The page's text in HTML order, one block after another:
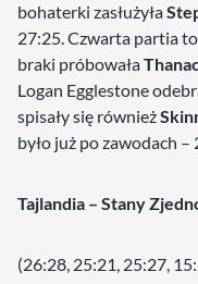
bohaterki zasłużyła
27:25. Czwarta partia
braki próbowała
Logan Egglestone
spisały się również
było już po zawodach –
Tajlandia – Stany
(26:28, 25:21, 25:27,